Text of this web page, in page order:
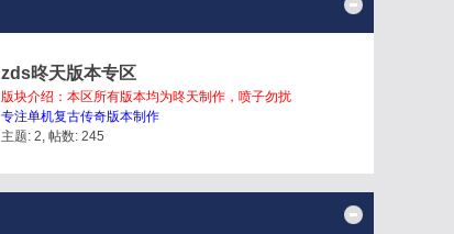
zds昸天版本专区
版块介绍：本区所有版本均为昸天制作，喷子勿扰
专注单机复古传奇版本制作
主题: 2, 帖数: 245